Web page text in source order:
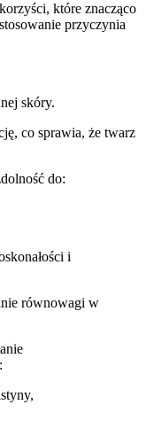
które znacząco
przyczynia
skóry.
co sprawia, że twarz
do:
i
równowagi w